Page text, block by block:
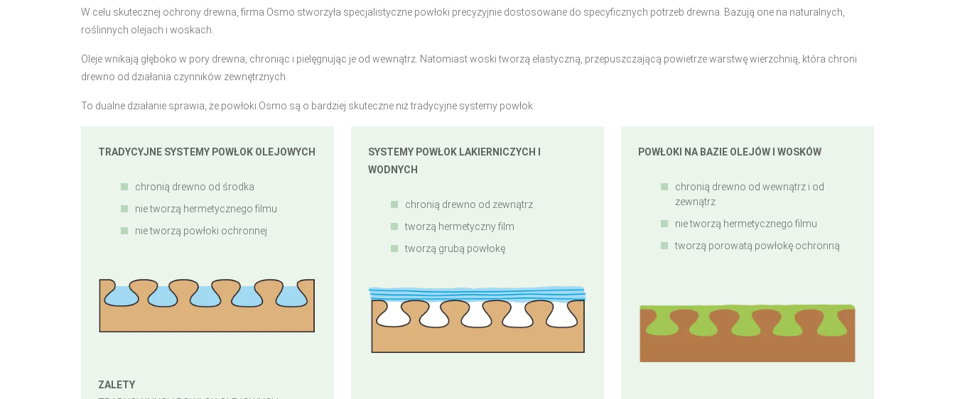
W celu skutecznej ochrony drewna, firma Osmo stworzyła specjalistyczne powłoki precyzyjnie dostosowane do specyficznych potrzeb drewna. Bazują one na naturalnych,
roślinnych olejach i woskach.
Oleje wnikają głęboko w pory drewna, chroniąc i pielęgnując je od wewnątrz. Natomiast woski tworzą elastyczną, przepuszczającą powietrze warstwę wierzchnią, która chroni
drewno od działania czynników zewnętrznych.
To dualne działanie sprawia, że powłoki Osmo są o bardziej skuteczne niż tradycyjne systemy powłok:
TRADYCYJNE SYSTEMY POWŁOK OLEJOWYCH
chronią drewno od środka
nie tworzą hermetycznego filmu
nie tworzą powłoki ochronnej
ZALETY
SYSTEMY POWŁOK LAKIERNICZYCH I
WODNYCH
chronią drewno od zewnątrz
tworzą hermetyczny film
tworzą grubą powłokę
POWŁOKI NA BAZIE OLEJÓW I WOSKÓW
chronią drewno od wewnątrz i od
zewnątrz
nie tworzą hermetycznego filmu
tworzą porowatą powłokę ochronną